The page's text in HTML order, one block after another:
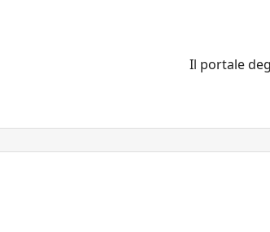
Il portale